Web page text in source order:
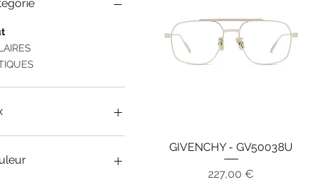
Aperçu rapide
GIVENCHY - GV50038U
Prix
227,00 €